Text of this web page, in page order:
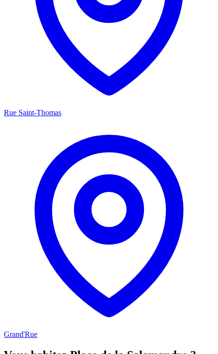
Rue Saint-Thomas
Grand'Rue